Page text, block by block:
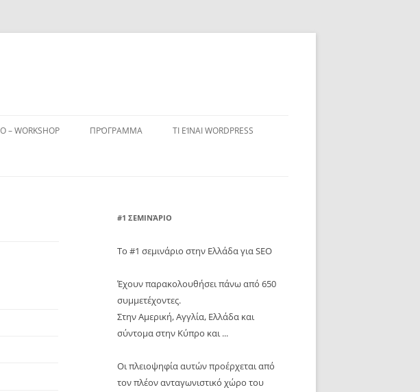
– WORKSHOP ΠΡΌΓΡΑΜΜΑ ΤΙ ΕΊΝΑΙ WORDPRESS
#1 ΣΕΜΙΝΆΡΙΟ
Το #1 σεμινάριο στην Ελλάδα για SEO
Έχουν παρακολουθήσει πάνω από 650
συμμετέχοντες.
Στην Αμερική, Αγγλία, Ελλάδα και
σύντομα στην Κύπρο και ...
Οι πλειοψηφία αυτών προέρχεται από
τον πλέον ανταγωνιστικό χώρο του